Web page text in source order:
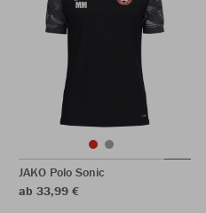
JAKO Polo Sonic
ab 33,99 €